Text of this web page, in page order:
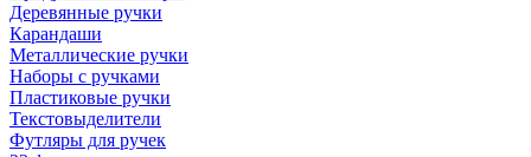
Деревянные ручки
Карандаши
Металлические ручки
Наборы с ручками
Пластиковые ручки
Текстовыделители
Футляры для ручек